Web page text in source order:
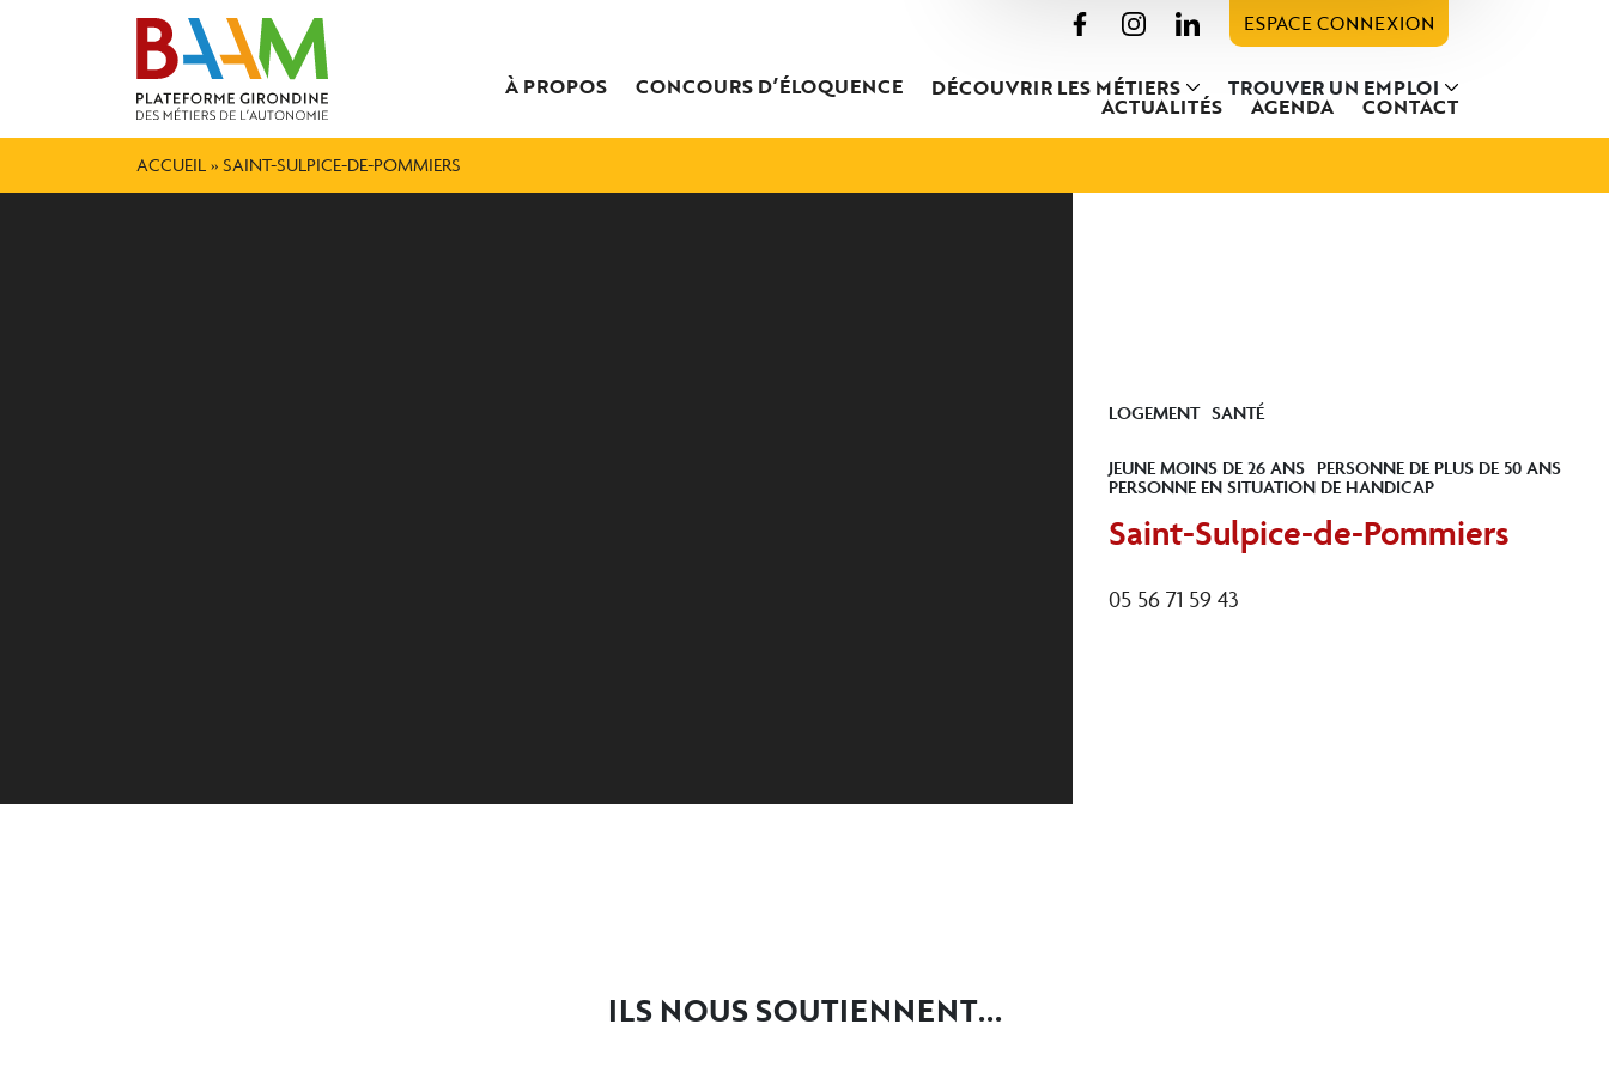
ESPACE CONNEXION
À PROPOS CONCOURS D’ÉLOQUENCE DÉCOUVRIR LES MÉTIERS TROUVER UN EMPLOI
ACTUALITÉS AGENDA CONTACT
ACCUEIL » SAINT-SULPICE-DE-POMMIERS
LOGEMENT SANTÉ
JEUNE MOINS DE 26 ANS PERSONNE DE PLUS DE 50 ANS
PERSONNE EN SITUATION DE HANDICAP
Saint-Sulpice-de-Pommiers
05 56 71 59 43
ILS NOUS SOUTIENNENT...